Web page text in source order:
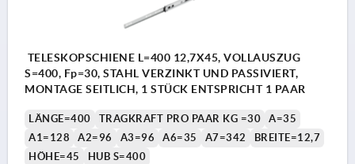
TELESKOPSCHIENE L=400 12,7X45, VOLLAUSZUG
S=400, Fp=30, STAHL VERZINKT UND PASSIVIERT,
MONTAGE SEITLICH, 1 STÜCK ENTSPRICHT 1 PAAR
LÄNGE=400 TRAGKRAFT PRO PAAR KG =30
A=35
A1=128
A2=96 A3=96 A6=35 A7=342
BREITE=12,7
HÖHE=45
HUB S=400